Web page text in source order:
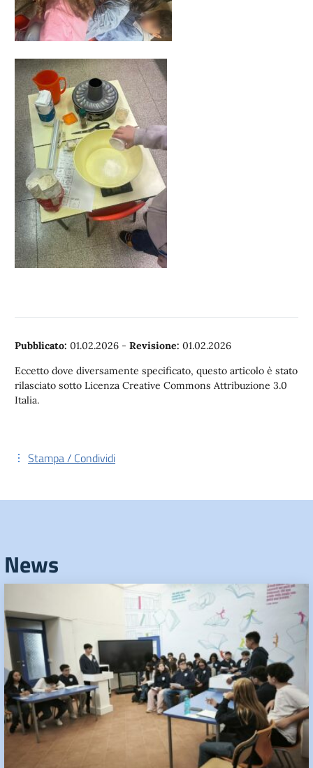
Pubblicato: 01.02.2026 - Revisione: 01.02.2026
Eccetto dove diversamente specificato, questo articolo è stato
rilasciato sotto Licenza Creative Commons Attribuzione 3.0
Italia.
Stampa / Condividi
News